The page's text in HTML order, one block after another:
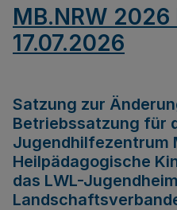
MB.NRW 2026
17.07.2026
Satzung zur
Betriebssatzung für
Jugendhilfezentrum
Heilpädagogische
das LWL-